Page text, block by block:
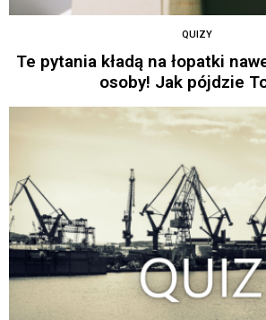
QUIZY
Te pytania kładą na łopatki
osoby! Jak pójdzie